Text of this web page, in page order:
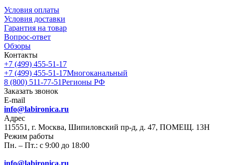
Условия оплаты
Условия доставки
Гарантия на товар
Вопрос-ответ
Обзоры
Контакты
+7 (499) 455-51-17
+7 (499) 455-51-17Многоканальный
8 (800) 511-77-51Регионы РФ
Заказать звонок
E-mail
info@labironica.ru
Адрес
115551, г. Москва, Шипиловский пр-д, д. 47, ПОМЕЩ. 13Н
Режим работы
Пн. – Пт.: с 9:00 до 18:00
info@labironica.ru